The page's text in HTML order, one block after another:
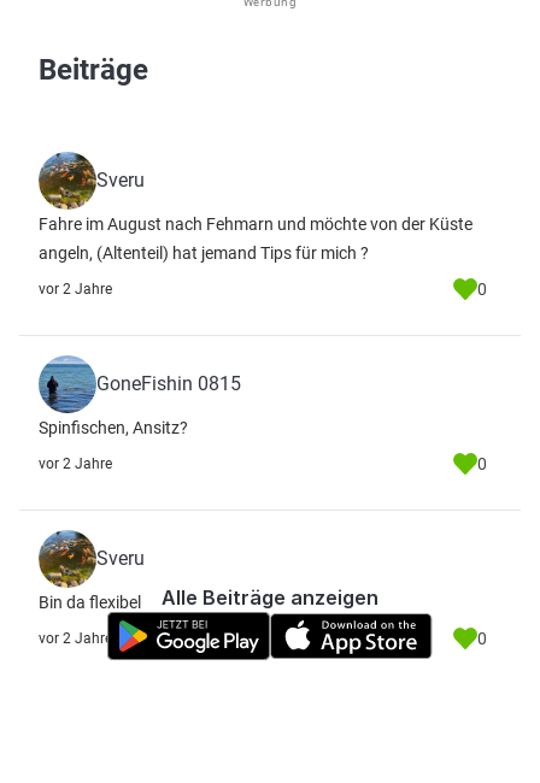
Beiträge
Sveru
Fahre im August nach Fehmarn und möchte von der Küste
angeln, (Altenteil) hat jemand Tips für mich ?
vor 2 Jahre 0
GoneFishin 0815
Spinfischen, Ansitz?
vor 2 Jahre 0
Sveru
Bin da flexibel
vor 2 Jahre 0
Alle Beiträge anzeigen